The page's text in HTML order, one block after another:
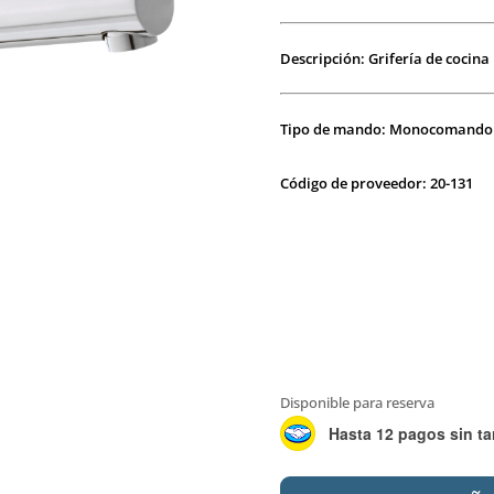
Descripción: Grifería de cocina
Tipo de mando: Monocomando
Código de proveedor: 20-131
Disponible para reserva
Hasta 12 pagos sin
PEIRANO